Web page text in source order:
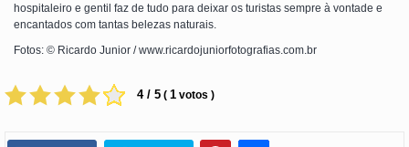
hospitaleiro e gentil faz de tudo para deixar os turistas sempre à vontade e
encantados com tantas belezas naturais.
Fotos: © Ricardo Junior / www.ricardojuniorfotografias.com.br
4 / 5 ( 1 votos )